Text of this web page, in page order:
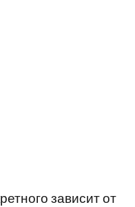
зависит от